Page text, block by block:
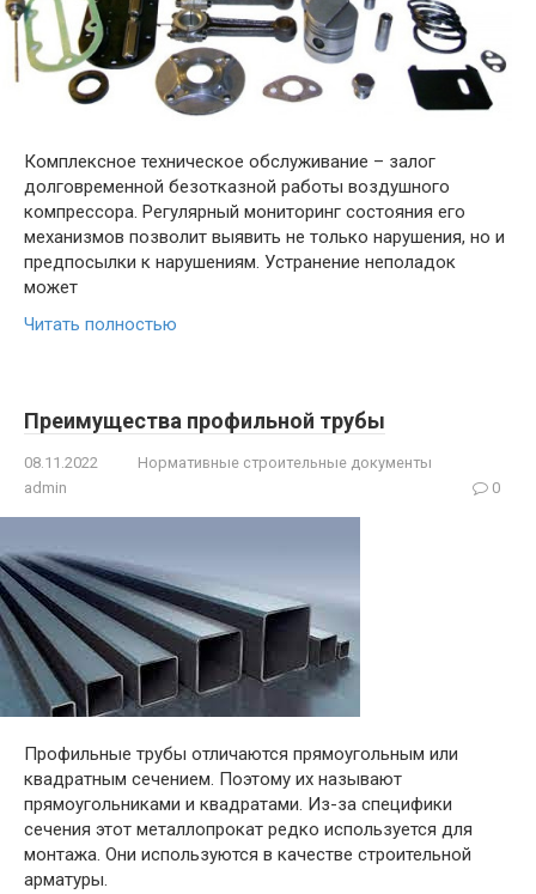
Комплексное техническое обслуживание – залог
долговременной безотказной работы воздушного
компрессора. Регулярный мониторинг состояния его
механизмов позволит выявить не только нарушения, но и
предпосылки к нарушениям. Устранение неполадок
может
Читать полностью
Преимущества профильной трубы
08.11.2022
Нормативные строительные документы
admin
0
Профильные трубы отличаются прямоугольным или
квадратным сечением. Поэтому их называют
прямоугольниками и квадратами. Из-за специфики
сечения этот металлопрокат редко используется для
монтажа. Они используются в качестве строительной
арматуры.